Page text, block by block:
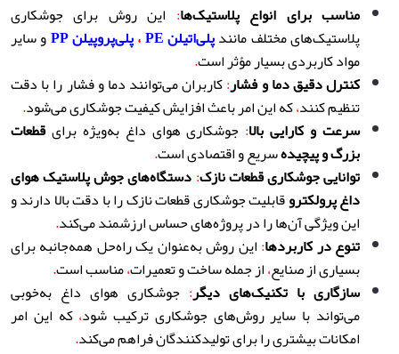
مناسب برای انواع پلاستیک‌ها: این روش برای جوشکاری
پلاستیک‌های مختلف مانندپلی‌اتیلنPE ،پلی‌پروپیلنPP
و سایر
مواد کاربردی بسیار مؤثر است.
کنترل دقیق دما و فشار:کاربران می‌توانند دما و فشار را با دقت
تنظیم کنند،که این امر باعث افزایش کیفیت جوشکاری می‌شود.
سرعت و کارایی بالا: جوشکاری هوای داغ به‌ویژه برایقطعات
بزرگ و پیچیدهسریع و اقتصادی است.
توانایی جوشکاری قطعات نازک:دستگاه‌های جوش پلاستیک هوای
داغ پرولکتروقابلیت جوشکاری قطعات نازک را با دقت بالا دارند و
این ویژگی آن‌ها را در پروژه‌های حساس ارزشمند می‌کند.
تنوع در کاربردها:این روش به‌عنوان یک راه‌حل همه‌جانبه برای
بسیاری از صنایع،از جمله ساخت و تعمیرات،مناسب است.
سازگاری با تکنیک‌های دیگر: جوشکاری هوای داغ به‌خوبی
می‌تواند با سایر روش‌های جوشکاری ترکیب شود، که این امر
امکانات بیشتری را برای تولیدکنندگان فراهم می‌کند.